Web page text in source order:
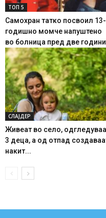
ТОП 5
Самохран татко посвоил 13-
годишно момче напуштено
во болница пред две години
СЛАЈДЕР
Живеат во село,
3 деца, а од отпад
накит...